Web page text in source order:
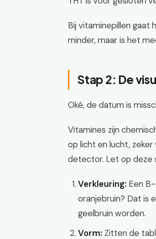
Bij vitaminepillen gaat
minder, maar is het
Stap 2: De
Oké, de datum is
Vitamines zijn
op licht en lucht, zeker
detector. Let op deze
Verkleuring: Een
oranjebruin? Dat is
geelbruin worden.
Vorm: Zitten de